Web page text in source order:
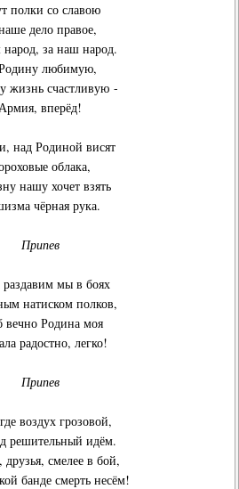
полки со славою
дело правое,
за наш народ.
любимую,
жизнь счастливую -
вперёд!
над Родиной висят
облака,
нашу хочет взять
чёрная рука.
Припев
раздавим мы в боях
натиском полков,
вечно Родина моя
радостно, легко!
Припев
воздух грозовой,
решительный идём.
друзья, смелее в бой,
банде смерть несём!